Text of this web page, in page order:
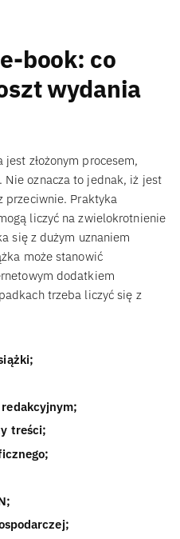
book: co
wydania
złożonym procesem,
oznacza to jednak, iż jest
przeciwnie. Praktyka
liczyć na zwielokrotnienie
się z dużym uznaniem
może stanowić
dodatkiem
trzeba liczyć się z
treści;